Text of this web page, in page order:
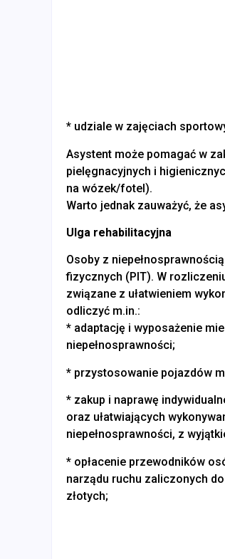
* udziale w zajęciach
Asystent może pomagać w
pielęgnacyjnych i
na wózek/fotel).
Warto jednak zauważyć, że
Ulga rehabilitacyjna
Osoby z
fizycznych (PIT). W
związane z ułatwieniem
odliczyć m.in.:
* adaptację i wyposażenie
niepełnosprawności;
* przystosowanie pojazdów
* zakup i naprawę
oraz ułatwiających
niepełnosprawności, z
* opłacenie przewodników
narządu ruchu zaliczonych
złotych;